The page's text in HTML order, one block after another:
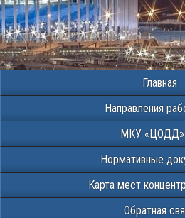
Главная
Направления
МКУ «ЦОДД»
Нормативные
Карта мест
Обратная